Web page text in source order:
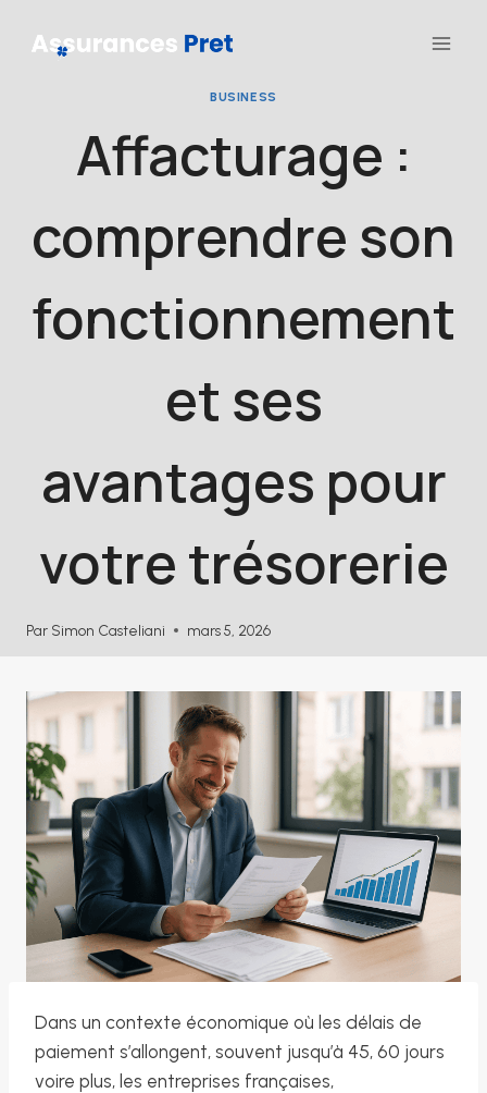
BUSINESS
Affacturage :
comprendre son
fonctionnement
et ses
avantages pour
votre trésorerie
Par Simon Casteliani mars 5, 2026
Dans un contexte économique où les délais de
paiement s’allongent, souvent jusqu’à 45, 60 jours
voire plus, les entreprises françaises,